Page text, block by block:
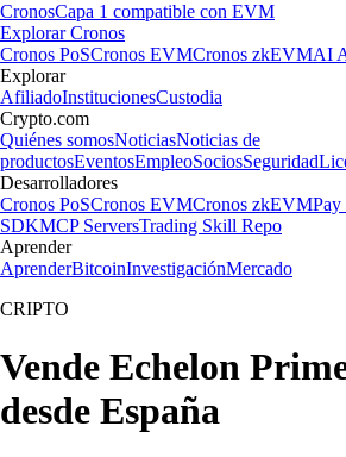
CronosCapa 1 compatible con EVM
Explorar Cronos
Cronos PoSCronos EVMCronos zkEVMAI
Explorar
AfiliadoInstitucionesCustodia
Crypto.com
Quiénes somosNoticiasNoticias de
productosEventosEmpleoSociosSeguridad
Desarrolladores
Cronos PoSCronos EVMCronos zkEVM
SDKMCP ServersTrading Skill Repo
Aprender
AprenderBitcoinInvestigaciónMercado
CRIPTO
Vende Echelon
desde España